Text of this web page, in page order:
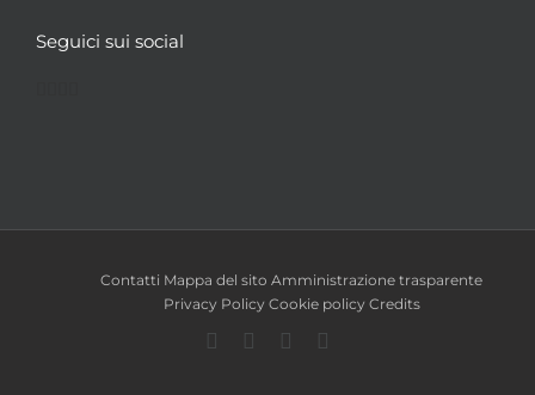
Seguici sui social
Contatti Mappa del sito Amministrazione trasparente
Privacy Policy Cookie policy Credits
Facebook
TwitterYouTube